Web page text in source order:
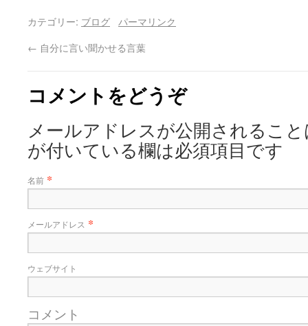
カテゴリー: ブログ
パーマリンク
← 自分に言い聞かせる言葉
コメントをどうぞ
メールアドレスが公開されるこ
が付いている欄は必須項目です
名前 *
メールアドレス *
ウェブサイト
コメント